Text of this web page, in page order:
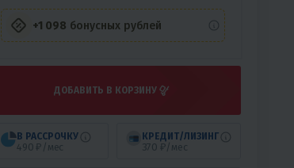
+1 098 бонусных рублей
ДОБАВИТЬ В КОРЗИНУ
В РАССРОЧКУ
490 ₽/мес
КРЕДИТ/ЛИЗИНГ
370 ₽/мес